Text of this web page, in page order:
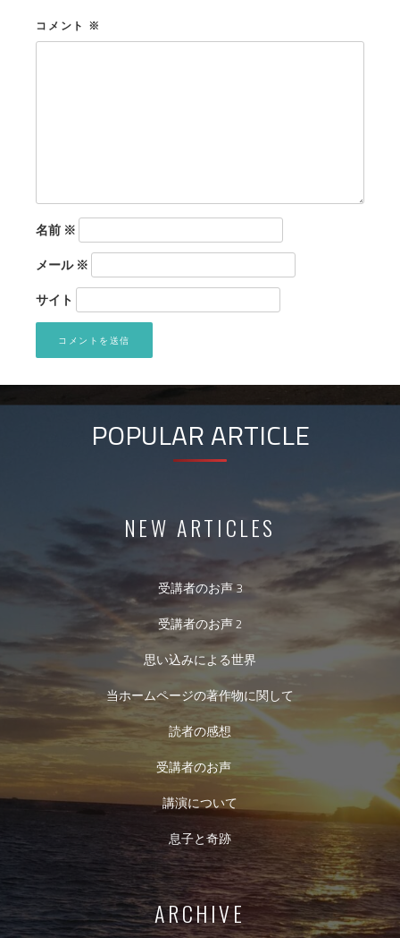
コメント ※
名前 ※
メール※
サイト
POPULAR ARTICLE
NEW ARTICLES
受講者のお声 3
受講者のお声 2
思い込みによる世界
当ホームページの著作物に関して
読者の感想
受講者のお声
講演について
息子と奇跡
ARCHIVE